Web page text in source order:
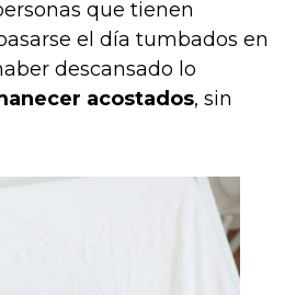
que tienen
el día tumbados en
descansado lo
acostados, sin